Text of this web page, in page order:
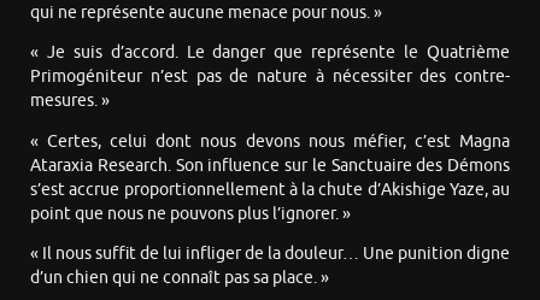
qui ne représente aucune menace pour nous. »
« Je suis d’accord. Le danger que représente le Quatrième
Primogéniteur n’est pas de nature à nécessiter des contre-
mesures. »
« Certes, celui dont nous devons nous méfier, c’est Magna
Ataraxia Research. Son influence sur le Sanctuaire des Démons
s’est accrue proportionnellement à la chute d’Akishige Yaze, au
point que nous ne pouvons plus l’ignorer. »
« Il nous suffit de lui infliger de la douleur… Une punition digne
d’un chien qui ne connaît pas sa place. »